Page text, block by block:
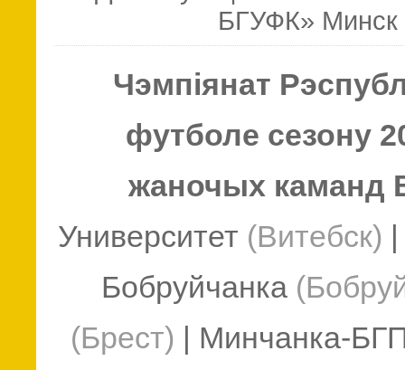
БГУФК» Минск
Чэмпiянат
футболе сезону
жаночых каманд
Университет (Витебск)
Бобруйчанка
(Брест) | Минчанка-